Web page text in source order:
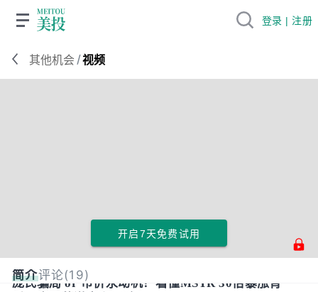
其他机会 /视频
开启7天免费试用
简介评论(19)
庞氏骗局 or 币价永动机？看懂MSTR 30倍暴涨背
登录 | 注册